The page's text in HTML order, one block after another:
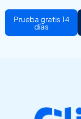
Prueba gratis 14
días